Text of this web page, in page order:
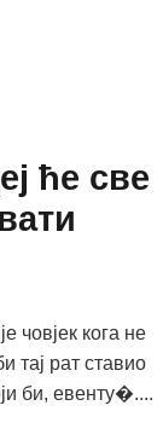
ће све
човјек кога не
тај рат ставио
би, евенту�....